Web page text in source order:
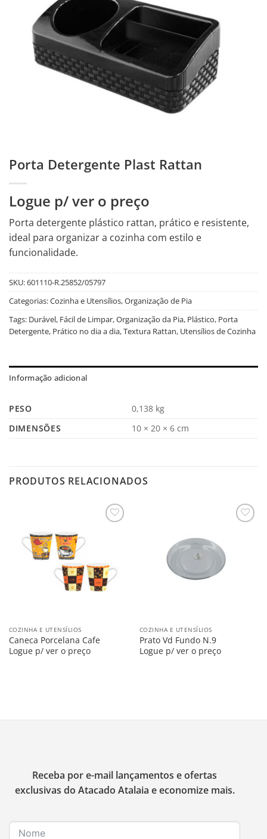
Porta Detergente Plast Rattan
Logue p/ ver o preço
Porta detergente plástico rattan, prático e resistente,
ideal para organizar a cozinha com estilo e
funcionalidade.
SKU:601110-R.25852/05797
Categorias:Cozinha e Utensílios,Organização de Pia
Tags: Durável, Fácil de Limpar,Organização da Pia, Plástico, Porta
Detergente, Prático no dia a dia,Textura Rattan, Utensílios de Cozinha
Informação adicional
PESO
0,138 kg
DIMENSÕES
10 × 20 × 6 cm
PRODUTOS RELACIONADOS
COZINHA E UTENSÍLIOS
Caneca Porcelana Cafe
Logue p/ ver o preço
COZINHA E UTENSÍLIOS
Prato Vd Fundo N.9
Logue p/ ver o preço
Receba por e-mail lançamentos e ofertas
exclusivas do Atacado Atalaia e economize mais.